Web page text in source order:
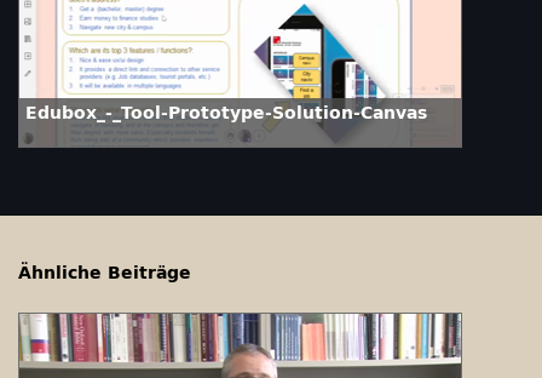
Edubox_-_Tool-Prototype-Solution-Canvas
Ähnliche Beiträge